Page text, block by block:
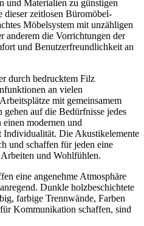
und Materialien zu günstigen
dieser zeitlosen Büromöbel-
Möbelsystem mit unzähligen
anderem die Vorrichtungen der
und Benutzerfreundlichkeit an
durch bedrucktem Filz
an vielen
mit gemeinsamem
auf die Bedürfnisse jedes
modernen und
Individualität. Die Akustikelemente
und schaffen für jeden eine
und Wohlfühlen.
eine angenehme Atmosphäre
Dunkle holzbeschichtete
farbige Trennwände, Farben
Kommunikation schaffen, sind